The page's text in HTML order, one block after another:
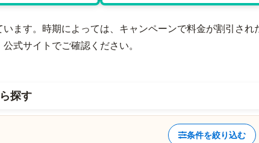
ます。時期によっては、キャンペーンで料金が割引され
式サイトでご確認ください。
探す
条件を絞り込む